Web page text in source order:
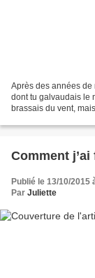
Après des années de
dont tu galvaudais le
brassais du vent,
Comment
Publié le 13/10/2015
Par Juliette